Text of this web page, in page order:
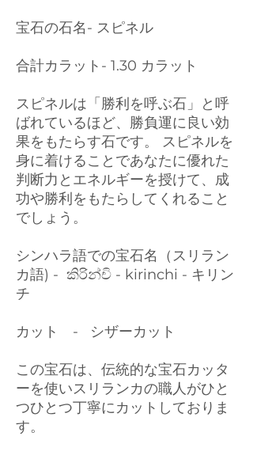
宝石の石名- スピネル
合計カラット- 1.30 カラット
スピネルは「勝利を呼ぶ石」と呼
ばれているほど、勝負運に良い効
果をもたらす石です。 スピネルを
身に着けることであなたに優れた
判断力とエネルギーを授けて、成
功や勝利をもたらしてくれること
でしょう。
シンハラ語での宝石名（スリラン
カ語) - කිරින්චි - kirinchi - キリン
チ
カット - シザーカット
この宝石は、伝統的な宝石カッタ
ーを使いスリランカの職人がひと
つひとつ丁寧にカットしておりま
す。